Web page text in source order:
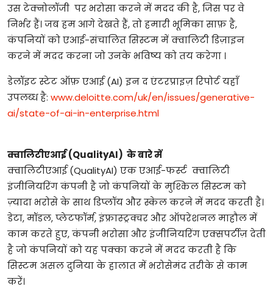
उस टेक्नोलॉजी पर भरोसा करने में मदद की है, जिस पर वे
निर्भर हैं। जब हम आगे देखते हैं, तो हमारी भूमिका साफ़ है,
कंपनियों को एआई-संचालित सिस्टम में क्वालिटी डिज़ाइन
करने में मदद करना जो उनके भविष्य को तय करेगा ।
डेलॉइट स्टेट ऑफ़ एआई (AI) इन द एंटरप्राइज़ रिपोर्ट यहाँ
उपलब्ध है: www.deloitte.com/uk/en/issues/generative-
ai/state-of-ai-in-enterprise.html
क्वालिटीएआई (QualityAI) के बारे में
क्वालिटीएआई (QualityAI) एक एआई-फर्स्ट क्वालिटी
इंजीनियरिंग कंपनी है जो कंपनियों के मुश्किल सिस्टम को
ज़्यादा भरोसे के साथ डिप्लॉय और स्केल करने में मदद करती है।
डेटा, मॉडल, प्लेटफॉर्म, इंफ्रास्ट्रक्चर और ऑपरेशनल माहौल में
काम करते हुए, कंपनी भरोसा और इंजीनियरिंग एक्सपर्टीज़ देती
है जो कंपनियों को यह पक्का करने में मदद करती है कि
सिस्टम असल दुनिया के हालात में भरोसेमंद तरीके से काम
करें।